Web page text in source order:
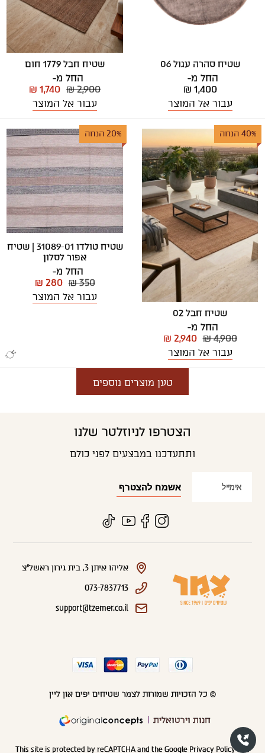
שטיח סהרה עגול 06
החל מ-
₪ 1,400
עבור אל המוצר
שטיח חבל 1779 חום
החל מ-
₪ 2,900
₪ 1,740
עבור אל המוצר
40% הנחה
שטיח חבל 02
החל מ-
₪ 4,900
₪ 2,940
עבור אל המוצר
20% הנחה
שטיח טולדו 31089-01 | שטיח
אפור לסלון
החל מ-
₪ 350
₪ 280
עבור אל המוצר
טען מוצרים נוספים
הצטרפו לניוזלטר שלנו
ותתעדכנו במבצעים לפני כולם
אליהו איתן 3, בית גירון ראשל"צ
073-7837713
support@tzemer.co.il
© כל הזכויות שמורות לצמר שטיחים יפים און ליין
חנות וירטואלית
This site is protected by reCAPTCHA and the Google Privacy Policyand